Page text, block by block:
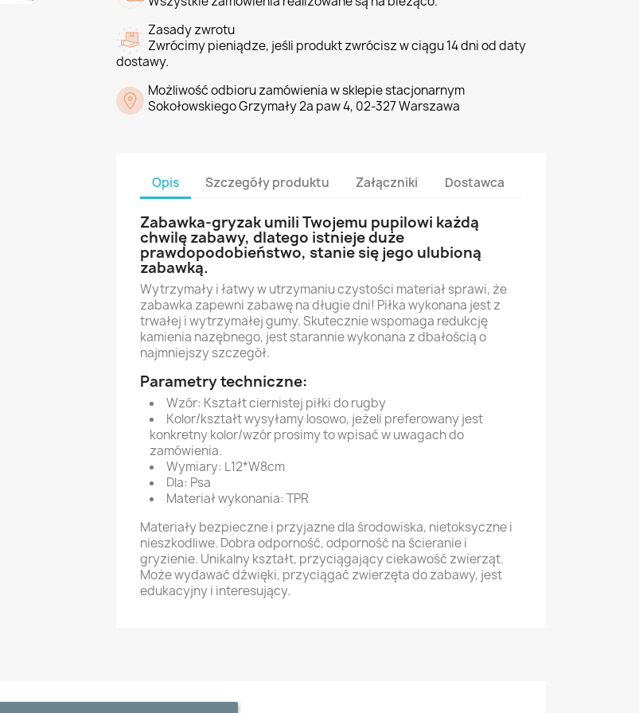
Zasady zwrotu
Zwrócimy pieniądze, jeśli produkt zwrócisz w ciągu 14 dni od daty
dostawy.
Możliwość odbioru zamówienia w sklepie stacjonarnym
Sokołowskiego Grzymały 2a paw 4, 02-327 Warszawa
Opis Szczegóły produktu Załączniki Dostawca
Zabawka-gryzak umili Twojemu pupilowi każdą
chwilę zabawy, dlatego istnieje duże
prawdopodobieństwo, stanie się jego ulubioną
zabawką.
Wytrzymały i łatwy w utrzymaniu czystości materiał sprawi, że
zabawka zapewni zabawę na długie dni! Piłka wykonana jest z
trwałej i wytrzymałej gumy. Skutecznie wspomaga redukcję
kamienia nazębnego, jest starannie wykonana z dbałością o
najmniejszy szczegół.
Parametry techniczne:
Wzór: Kształt ciernistej piłki do rugby
Kolor/kształt wysyłamy losowo, jeżeli preferowany jest
konkretny kolor/wzór prosimy to wpisać w uwagach do
zamówienia.
Wymiary: L12*W8cm
Dla: Psa
Materiał wykonania: TPR
Materiały bezpieczne i przyjazne dla środowiska, nietoksyczne i
nieszkodliwe. Dobra odporność, odporność na ścieranie i
gryzienie. Unikalny kształt, przyciągający ciekawość zwierząt.
Może wydawać dźwięki, przyciągać zwierzęta do zabawy, jest
edukacyjny i interesujący.